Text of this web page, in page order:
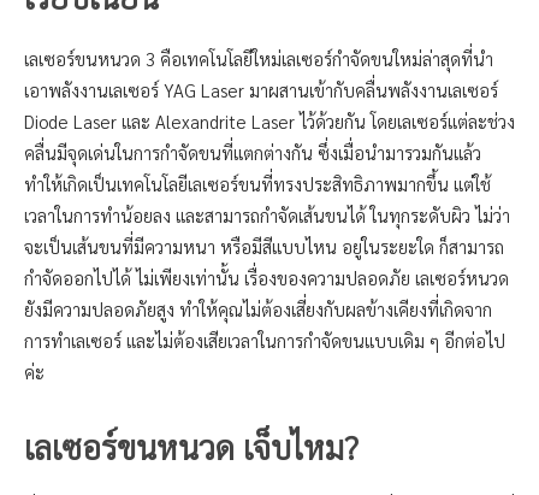
เลเซอร์ขนหนวด 3 คือเทคโนโลยีใหม่เลเซอร์กำจัดขนใหม่ล่าสุดที่นำ
เอาพลังงานเลเซอร์ YAG Laser มาผสานเข้ากับคลื่นพลังงานเลเซอร์
Diode Laser และ Alexandrite Laser ไว้ด้วยกัน โดยเลเซอร์แต่ละช่วง
คลื่นมีจุดเด่นในการกำจัดขนที่แตกต่างกัน ซึ่งเมื่อนำมารวมกันแล้ว
ทำให้เกิดเป็นเทคโนโลยีเลเซอร์ขนที่ทรงประสิทธิภาพมากขึ้น แต่ใช้
เวลาในการทำน้อยลง และสามารถกำจัดเส้นขนได้ ในทุกระดับผิว ไม่ว่า
จะเป็นเส้นขนที่มีความหนา หรือมีสีแบบไหน อยู่ในระยะใด ก็สามารถ
กำจัดออกไปได้ ไม่เพียงเท่านั้น เรื่องของความปลอดภัย เลเซอร์หนวด
ยังมีความปลอดภัยสูง ทำให้คุณไม่ต้องเสี่ยงกับผลข้างเคียงที่เกิดจาก
การทำเลเซอร์ และไม่ต้องเสียเวลาในการกำจัดขนแบบเดิม ๆ อีกต่อไป
ค่ะ
เลเซอร์ขนหนวด เจ็บไหม?